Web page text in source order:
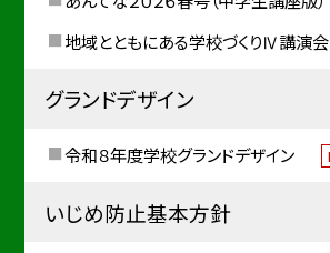
地域とともにある学校づくりⅣ講演会
グランドデザイン
令和８年度学校グランドデザイン
いじめ防止基本方針